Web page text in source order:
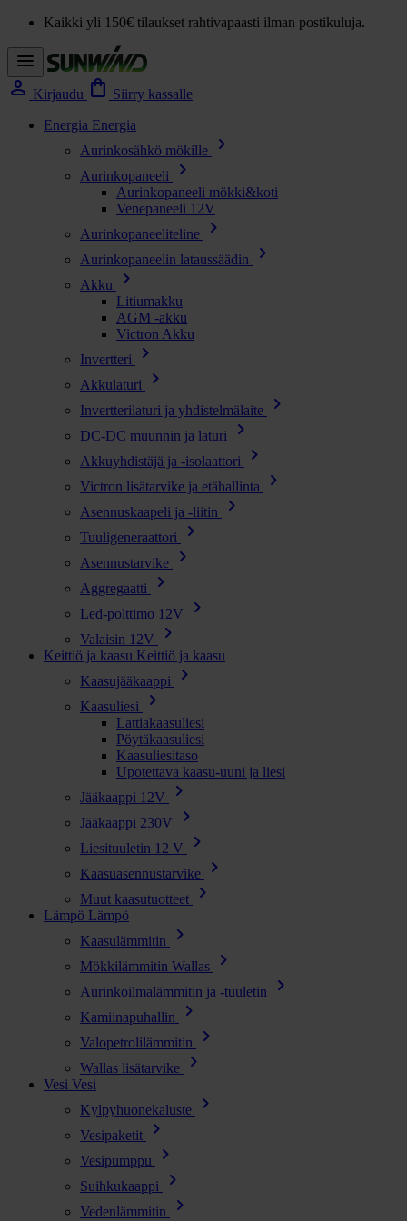
Kaikki yli 150€ tilaukset rahtivapaasti ilman postikuluja.
menu
person Kirjaudu shopping_bag Siirry kassalle
Energia Energia
Aurinkosähkö mökille
chevron_right
Aurinkopaneeli chevron_right
Aurinkopaneeli mökki&koti
Venepaneeli 12V
Aurinkopaneeliteline
chevron_right
Aurinkopaneelin lataussäädin chevron_right
Akku chevron_right
Litiumakku
AGM -akku
Victron Akku
Invertteri
chevron_right
Akkulaturi chevron_right
Invertterilaturi ja yhdistelmälaite chevron_right
DC-DC muunnin ja laturi chevron_right
Akkuyhdistäjä ja -isolaattori chevron_right
Victron lisätarvike ja etähallinta chevron_right
Asennuskaapeli ja -liitin chevron_right
Tuuligeneraattori chevron_right
Asennustarvike chevron_right
Aggregaatti chevron_right
Led-polttimo 12V chevron_right
Valaisin 12V chevron_right
Keittiö ja kaasu Keittiö ja kaasu
Kaasujääkaappi
chevron_right
Kaasuliesi chevron_right
Lattiakaasuliesi
Pöytäkaasuliesi
Kaasuliesitaso
Upotettava kaasu-uuni ja liesi
Jääkaappi 12V
chevron_right
Jääkaappi 230V chevron_right
Liesituuletin 12 V chevron_right
Kaasuasennustarvike chevron_right
Muut kaasutuotteet chevron_right
Lämpö Lämpö
Kaasulämmitin
chevron_right
Mökkilämmitin Wallas chevron_right
Aurinkoilmalämmitin ja -tuuletin chevron_right
Kamiinapuhallin chevron_right
Valopetrolilämmitin chevron_right
Wallas lisätarvike chevron_right
Vesi Vesi
Kylpyhuonekaluste
chevron_right
Vesipaketit chevron_right
Vesipumppu chevron_right
Suihkukaappi chevron_right
Vedenlämmitin chevron_right